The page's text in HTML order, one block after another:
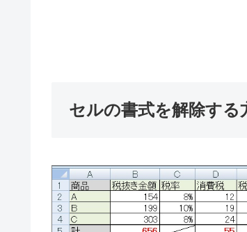
セルの書式を解除する